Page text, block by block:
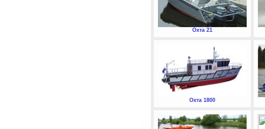
Охта 21
Охта 1800